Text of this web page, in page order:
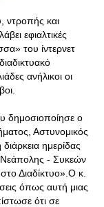
ντροπής και
εφιαλτικές
του ίντερνετ
ανήλικοι οι
δημοσιοποίησε ο
Αστυνομικός
ημερίδας
- Συκεών
Διαδίκτυο».Ο κ.
όπως αυτή μιας
ότι σε